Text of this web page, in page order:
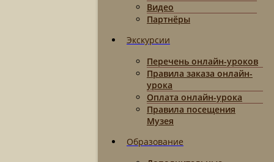
Видео
Партнёры
Экскурсии
Перечень онлайн-уроков
Правила заказа онлайн-
урока
Оплата онлайн-урока
Правила посещения
Музея
Образование